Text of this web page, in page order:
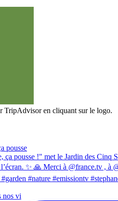
TripAdvisor en cliquant sur le logo.
pousse
nos vi